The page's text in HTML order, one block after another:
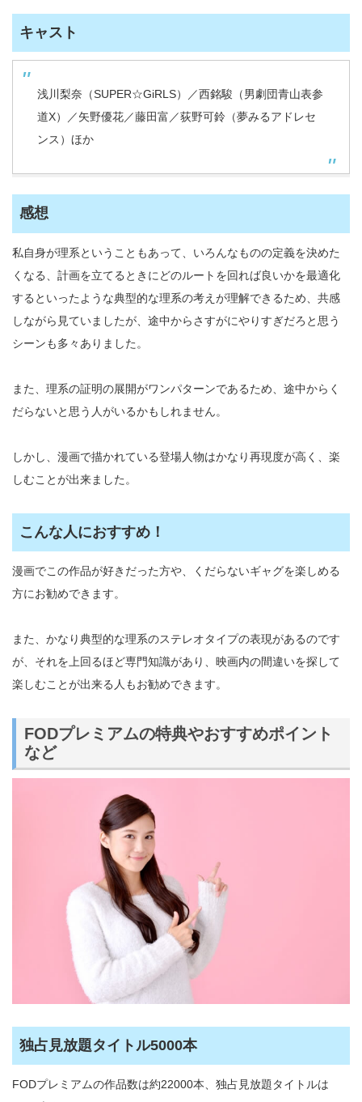
キャスト
浅川梨奈（SUPER☆GiRLS）／西銘駿（男劇団青山表参
道X）／矢野優花／藤田富／荻野可鈴（夢みるアドレセ
ンス）ほか
感想
私自身が理系ということもあって、いろんなものの定義を決めた
くなる、計画を立てるときにどのルートを回れば良いかを最適化
するといったような典型的な理系の考えが理解できるため、共感
しながら見ていましたが、途中からさすがにやりすぎだろと思う
シーンも多々ありました。
また、理系の証明の展開がワンパターンであるため、途中からく
だらないと思う人がいるかもしれません。
しかし、漫画で描かれている登場人物はかなり再現度が高く、楽
しむことが出来ました。
こんな人におすすめ！
漫画でこの作品が好きだった方や、くだらないギャグを楽しめる
方にお勧めできます。
また、かなり典型的な理系のステレオタイプの表現があるのです
が、それを上回るほど専門知識があり、映画内の間違いを探して
楽しむことが出来る人もお勧めできます。
FODプレミアムの特典やおすすめポイント
など
独占見放題タイトル5000本
FODプレミアムの作品数は約22000本、独占見放題タイトルは